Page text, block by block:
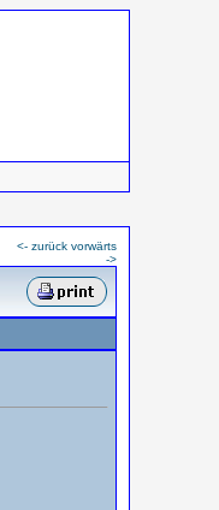
<- zurück vorwärts
->